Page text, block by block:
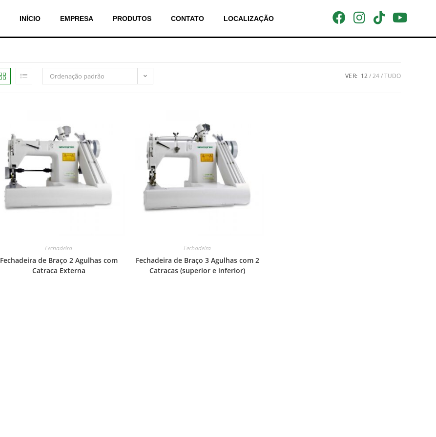
INÍCIO EMPRESA PRODUTOS CONTATO LOCALIZAÇÃO
Ordenação padrão VER: 12 24 TUDO
Fechadeira
Fechadeira de Braço 2 Agulhas com
Catraca Externa
Fechadeira
Fechadeira de Braço 3 Agulhas com 2
Catracas (superior e inferior)